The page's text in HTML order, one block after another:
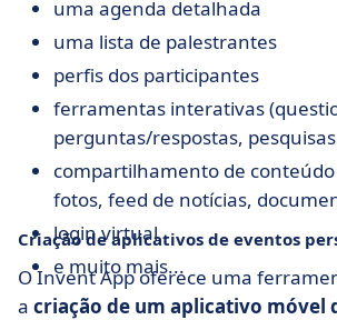
uma agenda detalhada
uma lista de palestrantes
perfis dos participantes
ferramentas interativas
perguntas/respostas,
compartilhamento de
fotos, feed de notícias,
login virtual
e muito mais...
Criação de aplicativos de eventos
O Invent App oferece uma
a criação de um aplicativo móvel